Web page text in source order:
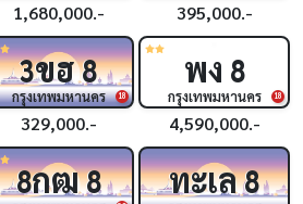
1,680,000.- 395,000.-
18
3ขฮ8
กรุงเทพมหานคร
329,000.-
18
พง 8
กรุงเทพมหานคร
4,590,000.-
8กฒ8 ทะเล8